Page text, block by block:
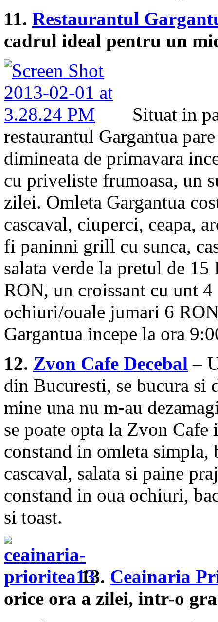
11. Restaurantul
cadrul ideal pentru un
Situat in
restaurantul Gargantua
dimineata de primavara
cu priveliste frumoasa, un
zilei. Omleta Gargantua
cascaval, ciuperci, ceapa,
fi paninni grill cu sunca,
salata verde la pretul de
RON, un croissant cu unt
ochiuri/ouale jumari 6
Gargantua incepe la ora
12. Zvon Cafe Decebal –
din Bucuresti, se bucura si
mine una nu m-au
se poate opta la Zvon
constand in omleta simpla,
cascaval, salata si paine
constand in oua ochiuri,
si toast.
13. Ceainaria
orice ora a zilei, intr-o